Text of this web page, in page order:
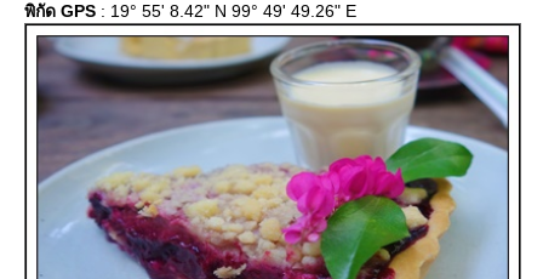
พิกัด GPS : 19° 55' 8.42" N 99° 49' 49.26" E